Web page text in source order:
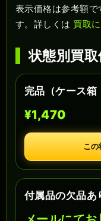
表示価格は参考額
す。詳しくは 買取
状態別買
完品（ケース箱
¥1,470
この
付属品の欠品あ